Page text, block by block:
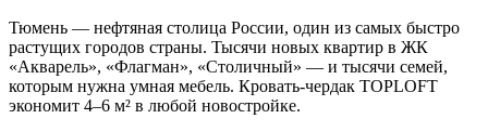
Тюмень — нефтяная столица России, один из самых быстро
растущих городов страны. Тысячи новых квартир в ЖК
«Акварель», «Флагман», «Столичный» — и тысячи семей,
которым нужна умная мебель. Кровать-чердак TOPLOFT
экономит 4–6 м² в любой новостройке.